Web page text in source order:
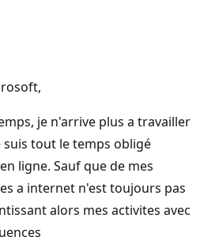
je n'arrive plus a travailler
suis tout le temps obligé
ligne. Sauf que de mes
a internet n'est toujours pas
alors mes activites avec